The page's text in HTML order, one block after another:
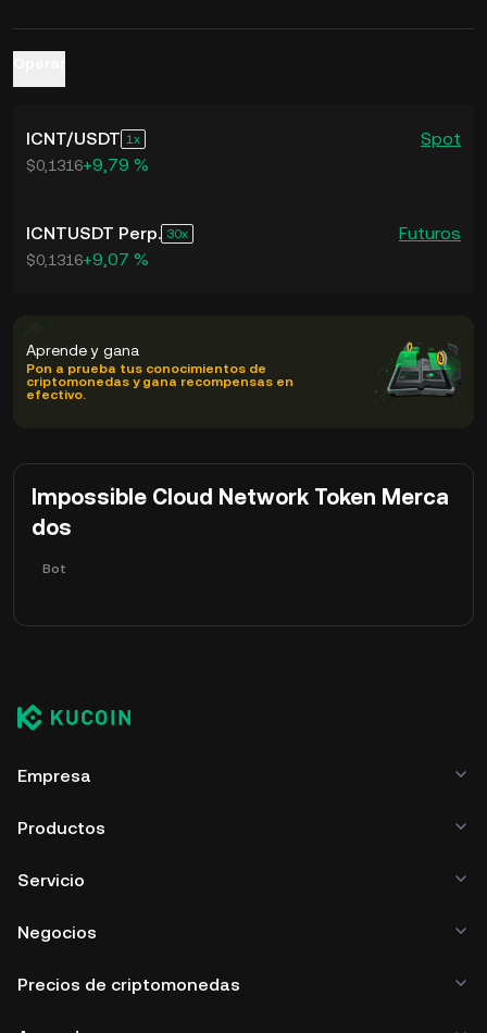
ICNT/USDT 1 Spot
$0,1316+9,79 %
ICNTUSDT Perp. 30 Futuros
$0,1316+9,07 %
Aprende y gana
Pon a prueba tus conocimientos de
criptomonedas y gana recompensas en
efectivo.
Impossible Cloud Network Token Merca
dos
Bot
Empresa
Productos
Servicio
Negocios
Precios de criptomonedas